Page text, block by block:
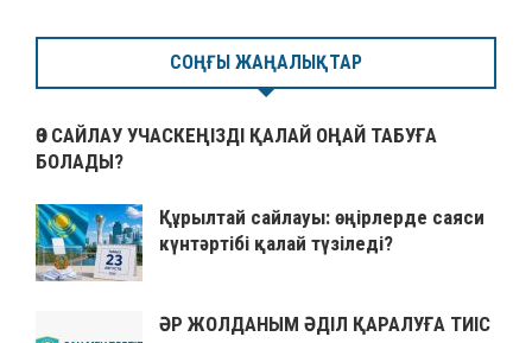
СОҢҒЫ ЖАҢАЛЫҚТАР
ӨЗ САЙЛАУ УЧАСКЕҢІЗДІ ҚАЛАЙ ОҢАЙ ТАБУҒА
БОЛАДЫ?
Құрылтай сайлауы: өңірлерде саяси
күнтәртібі қалай түзіледі?
ӘР ЖОЛДАНЫМ ӘДІЛ ҚАРАЛУҒА ТИІС